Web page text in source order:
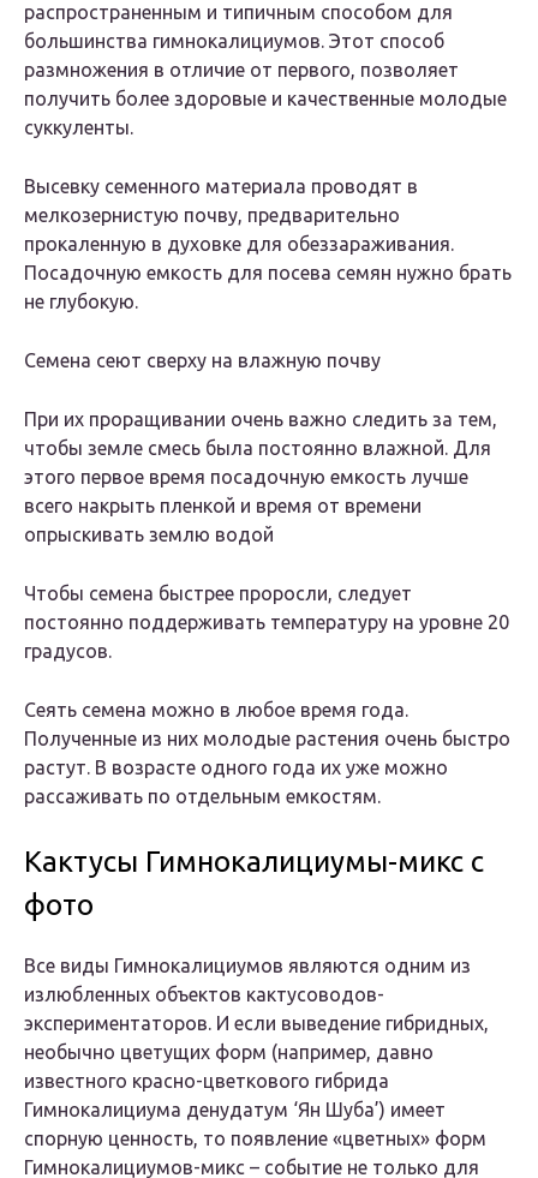
распространенным и типичным способом для
большинства гимнокалициумов. Этот способ
размножения в отличие от первого, позволяет
получить более здоровые и качественные молодые
суккуленты.
Высевку семенного материала проводят в
мелкозернистую почву, предварительно
прокаленную в духовке для обеззараживания.
Посадочную емкость для посева семян нужно брать
не глубокую.
Семена сеют сверху на влажную почву
При их проращивании очень важно следить за тем,
чтобы земле смесь была постоянно влажной. Для
этого первое время посадочную емкость лучше
всего накрыть пленкой и время от времени
опрыскивать землю водой
Чтобы семена быстрее проросли, следует
постоянно поддерживать температуру на уровне 20
градусов.
Сеять семена можно в любое время года.
Полученные из них молодые растения очень быстро
растут. В возрасте одного года их уже можно
рассаживать по отдельным емкостям.
Кактусы Гимнокалициумы-микс с
фото
Все виды Гимнокалициумов являются одним из
излюбленных объектов кактусоводов-
экспериментаторов. И если выведение гибридных,
необычно цветущих форм (например, давно
известного красно-цветкового гибрида
Гимнокалициума денудатум ‘Ян Шуба’) имеет
спорную ценность, то появление «цветных» форм
Гимнокалициумов-микс – событие не только для